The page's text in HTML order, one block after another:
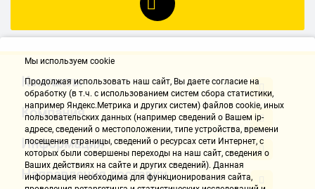
Контакты
Компания
Информация
Направления доставки
Мы используем cookie
Продолжая использовать наш cайт, Вы даете согласие на
обработку (в т.ч. с использованием систем сбора статистики,
например Яндекс.Метрика и других систем) файлов cookie, иных
пользовательских данных (например сведений о Вашем ip-
адресе, сведений о местоположении, типе устройства, времени
посещения страницы, сведений о ресурсах сети Интернет, с
которых были совершены переходы на наш сайт, сведения о
Ваших действиях на сайте и других сведений). Данная
информация необходима для функционирования сайта,